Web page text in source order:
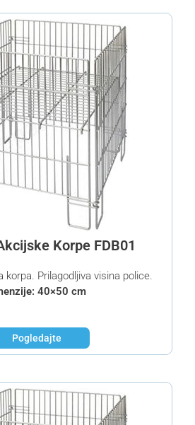
Korpe FDB01
korpa. Prilagodljiva visina police.
40×50 cm
Pogledajte